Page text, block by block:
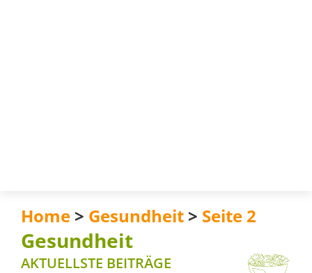
Home > Gesundheit > Seite 2
Gesundheit
AKTUELLSTE BEITRÄGE